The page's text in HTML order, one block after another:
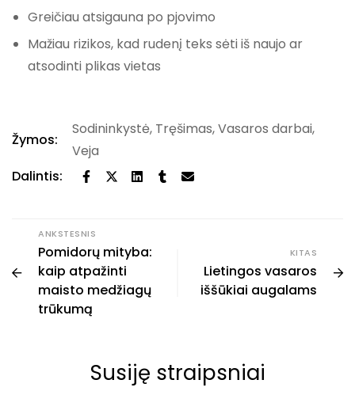
Greičiau atsigauna po pjovimo
Mažiau rizikos, kad rudenį teks sėti iš naujo ar
atsodinti plikas vietas
Žymos:
Sodininkystė, Tręšimas,Vasaros darbai,
Veja
Dalintis:
ANKSTESNIS
Pomidorų mityba:
kaip atpažinti
maisto medžiagų
trūkumą
KITAS
Lietingos vasaros
iššūkiai augalams
Susiję straipsniai